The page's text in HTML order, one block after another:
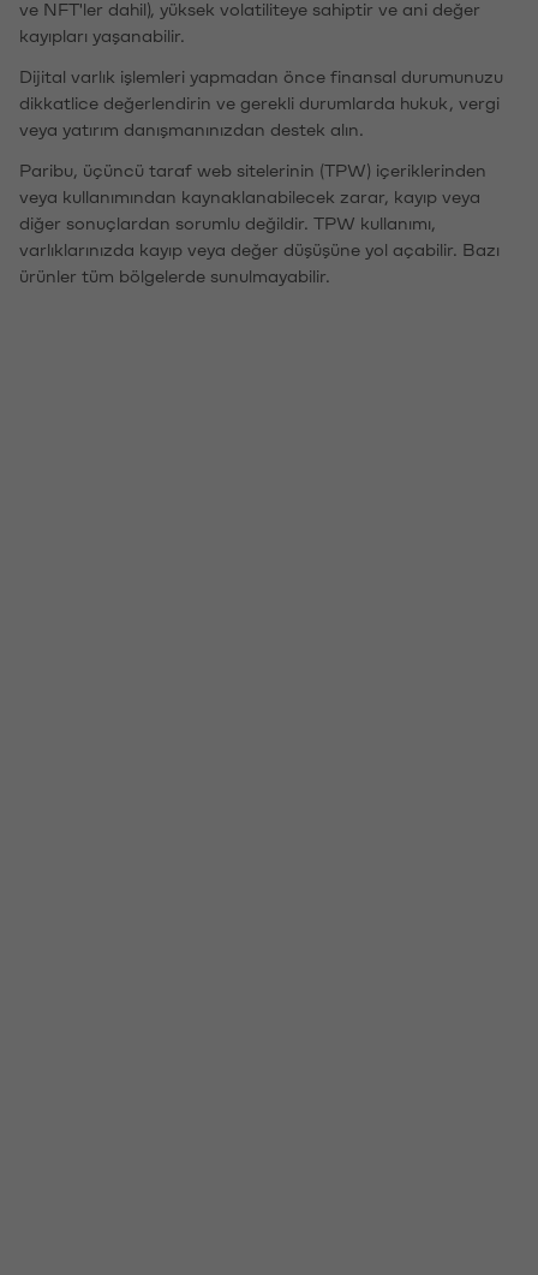
ve NFT'ler dahil), yüksek volatiliteye sahiptir ve ani değer
kayıpları yaşanabilir.
Dijital varlık işlemleri yapmadan önce finansal durumunuzu
dikkatlice değerlendirin ve gerekli durumlarda hukuk, vergi
veya yatırım danışmanınızdan destek alın.
Paribu, üçüncü taraf web sitelerinin (TPW) içeriklerinden
veya kullanımından kaynaklanabilecek zarar, kayıp veya
diğer sonuçlardan sorumlu değildir. TPW kullanımı,
varlıklarınızda kayıp veya değer düşüşüne yol açabilir. Bazı
ürünler tüm bölgelerde sunulmayabilir.